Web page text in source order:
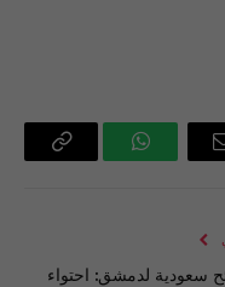
البريد
واتساب Copy
سعودية لدمشق: احتواء